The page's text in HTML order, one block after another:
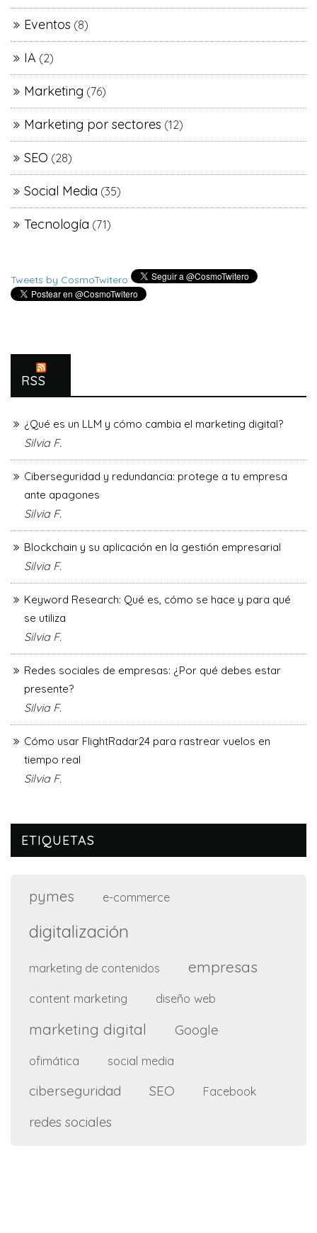
Eventos (8)
IA (2)
Marketing (76)
Marketing por sectores (12)
SEO (28)
Social Media (35)
Tecnología (71)
Tweets by CosmoTwitero
RSS
¿Qué es un LLM y cómo cambia el marketing digital?
Silvia F.
Ciberseguridad y redundancia: protege a tu empresa
ante apagones
Silvia F.
Blockchain y su aplicación en la gestión empresarial
Silvia F.
Keyword Research: Qué es, cómo se hace y para qué
se utiliza
Silvia F.
Redes sociales de empresas: ¿Por qué debes estar
presente?
Silvia F.
Cómo usar FlightRadar24 para rastrear vuelos en
tiempo real
Silvia F.
ETIQUETAS
pymes e-commerce
digitalización
marketing de contenidos empresas
content marketing diseño web
marketing digital Google
ofimática social media
ciberseguridad SEO Facebook
redes sociales